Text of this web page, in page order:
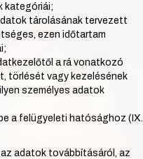
kategóriái;
tárolásának tervezett
ezen időtartam
a rá vonatkozó
törlését vagy kezelésének
személyes adatok
a felügyeleti hatósághoz (IX.
adatok továbbításáról, az